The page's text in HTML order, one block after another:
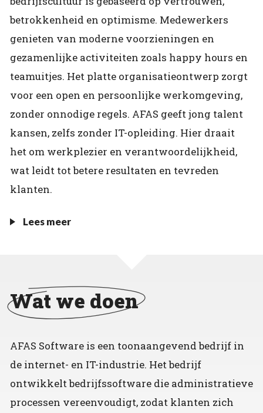
betrokkenheid en optimisme. Medewerkers
genieten van moderne voorzieningen en
gezamenlijke activiteiten zoals happy hours en
teamuitjes. Het platte organisatieontwerp zorgt
voor een open en persoonlijke werkomgeving,
zonder onnodige regels. AFAS geeft jong talent
kansen, zelfs zonder IT-opleiding. Hier draait
het om werkplezier en verantwoordelijkheid,
wat leidt tot betere resultaten en tevreden
klanten.
Lees meer
Wat we doen
AFAS Software is een toonaangevend bedrijf in
de internet- en IT-industrie. Het bedrijf
ontwikkelt bedrijfssoftware die administratieve
processen vereenvoudigt, zodat klanten zich